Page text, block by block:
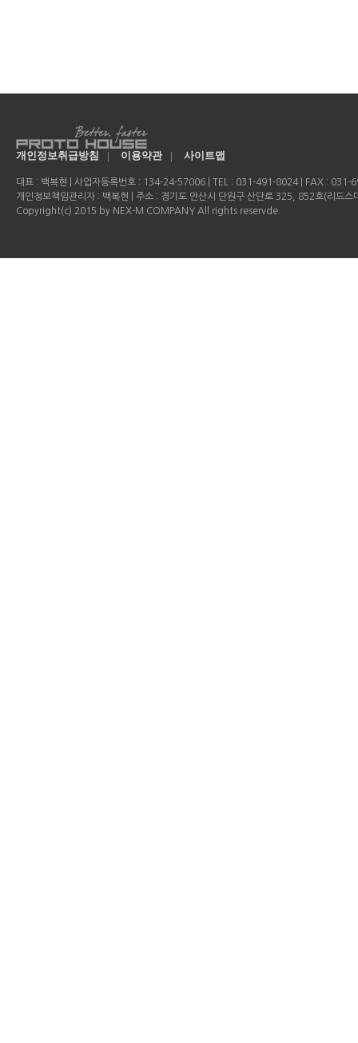
개인정보취급방침 | 이용약관 | 사이트맵
대표 : 백복현 | 사업자등록번호 : 134-24-57006 | TEL : 031-491-8024 | FAX :
개인정보책임관리자 : 백복현 | 주소 : 경기도 안산시 단원구 산단로 325, 852호(리드스
Copyright(c) 2015 by NEX-M COMPANY All rights reservde.